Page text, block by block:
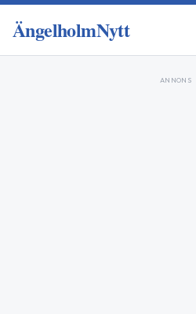
ÄngelholmNytt
ANNONS